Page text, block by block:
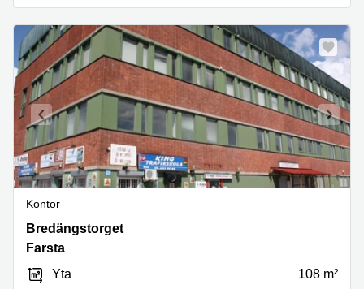
Kontor
Skärholmen,
Bredängstorget
Farsta
Bredängstorget
Farsta
Yta
108 m²